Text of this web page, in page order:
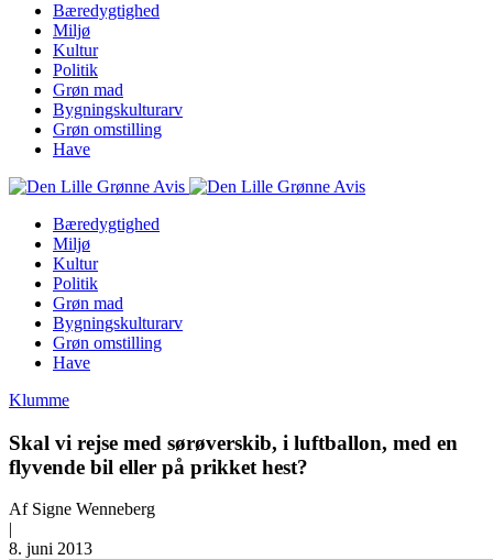
Bæredygtighed
Miljø
Kultur
Politik
Grøn mad
Bygningskulturarv
Grøn omstilling
Have
Bæredygtighed
Miljø
Kultur
Politik
Grøn mad
Bygningskulturarv
Grøn omstilling
Have
Klumme
Skal vi rejse med sørøverskib, i luftballon, med en
flyvende bil eller på prikket hest?
Af Signe Wenneberg
|
8. juni 2013